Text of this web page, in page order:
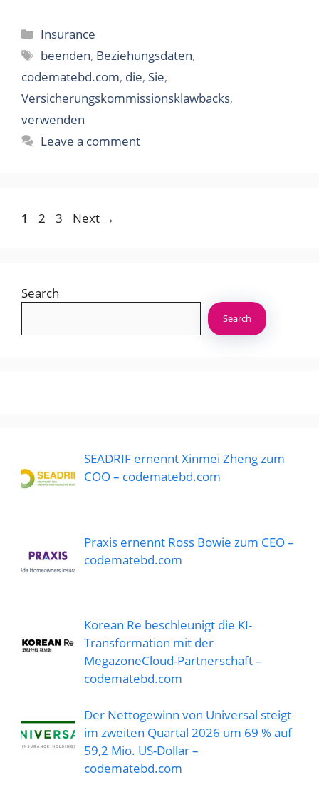
Categories
Insurance
Tags
beenden, Beziehungsdaten,
codematebd.com, die, Sie,
Versicherungskommissionsklawbacks,
verwenden
Leave a comment
Page
1 Page
2 Page
3 Next →
Search
Search
SEADRIF ernennt Xinmei Zheng zum
COO – codematebd.com
Praxis ernennt Ross Bowie zum CEO –
codematebd.com
Korean Re beschleunigt die KI-
Transformation mit der
MegazoneCloud-Partnerschaft –
codematebd.com
Der Nettogewinn von Universal steigt
im zweiten Quartal 2026 um 69 % auf
59,2 Mio. US-Dollar –
codematebd.com